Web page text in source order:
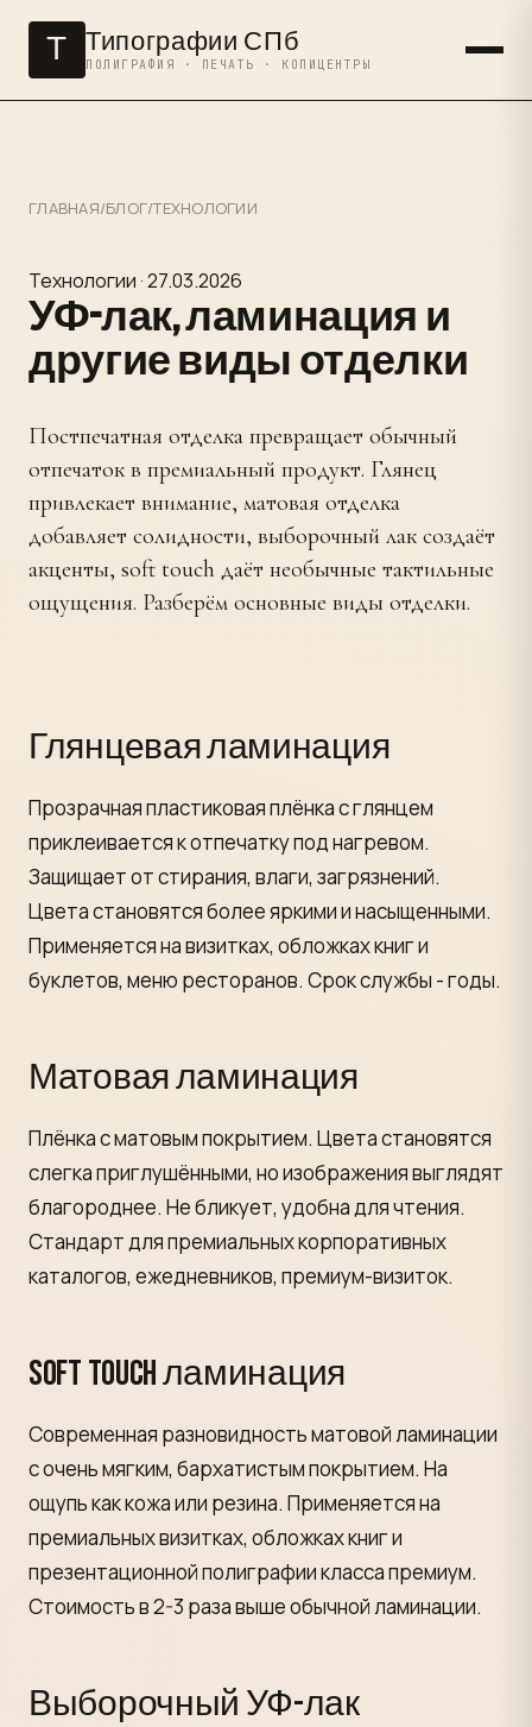
Т Типографии СПб
ПОЛИГРАФИЯ · ПЕЧАТЬ · КОПИЦЕНТРЫ
ГЛАВНАЯ/БЛОГ/ТЕХНОЛОГИИ
Технологии · 27.03.2026
УФ-лак, ламинация и
другие виды отделки
Постпечатная отделка превращает обычный
отпечаток в премиальный продукт. Глянец
привлекает внимание, матовая отделка
добавляет солидности, выборочный лак создаёт
акценты, soft touch даёт необычные тактильные
ощущения. Разберём основные виды отделки.
Глянцевая ламинация
Прозрачная пластиковая плёнка с глянцем
приклеивается к отпечатку под нагревом.
Защищает от стирания, влаги, загрязнений.
Цвета становятся более яркими и насыщенными.
Применяется на визитках, обложках книг и
буклетов, меню ресторанов. Срок службы - годы.
Матовая ламинация
Плёнка с матовым покрытием. Цвета становятся
слегка приглушёнными, но изображения выглядят
благороднее. Не бликует, удобна для чтения.
Стандарт для премиальных корпоративных
каталогов, ежедневников, премиум-визиток.
Soft Touch ламинация
Современная разновидность матовой ламинации
с очень мягким, бархатистым покрытием. На
ощупь как кожа или резина. Применяется на
премиальных визитках, обложках книг и
презентационной полиграфии класса премиум.
Стоимость в 2-3 раза выше обычной ламинации.
Выборочный УФ-лак